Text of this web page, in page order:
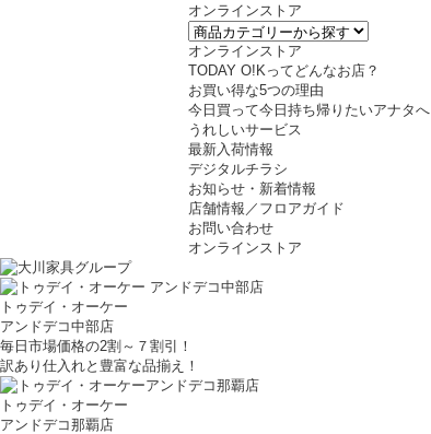
オンラインストア
オンラインストア
TODAY O!Kってどんなお店？
お買い得な5つの理由
今日買って今日持ち帰りたいアナタへ
うれしいサービス
最新入荷情報
デジタルチラシ
お知らせ・新着情報
店舗情報／フロアガイド
お問い合わせ
オンラインストア
トゥデイ・オーケー
アンドデコ中部店
毎日市場価格の2割～７割引！
訳あり仕入れと豊富な品揃え！
トゥデイ・オーケー
アンドデコ那覇店